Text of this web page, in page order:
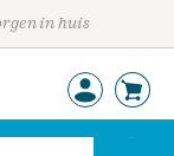
in huis